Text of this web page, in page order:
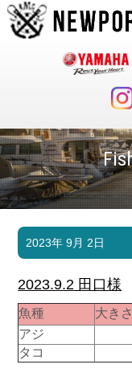
マリンクラブ
マリンライフを堪能したい！
ボート免許
長年の実績と信頼！
店舗情報
Shop Info.
2023年 9月 2日
2023.9.2 田口様
魚種 大き
アジ
タコ